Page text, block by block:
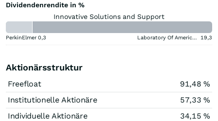
Dividendenrendite in %
Innovative Solutions and Support
PerkinElmer 0,3 Laboratory Of America Holdings 19,3
Aktionärsstruktur
Freefloat
91,48 %
Institutionelle Aktionäre
57,33 %
Individuelle Aktionäre
34,15 %